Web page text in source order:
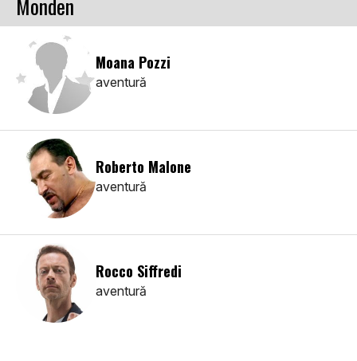
Moana Pozzi
aventură
Roberto Malone
aventură
Rocco Siffredi
aventură